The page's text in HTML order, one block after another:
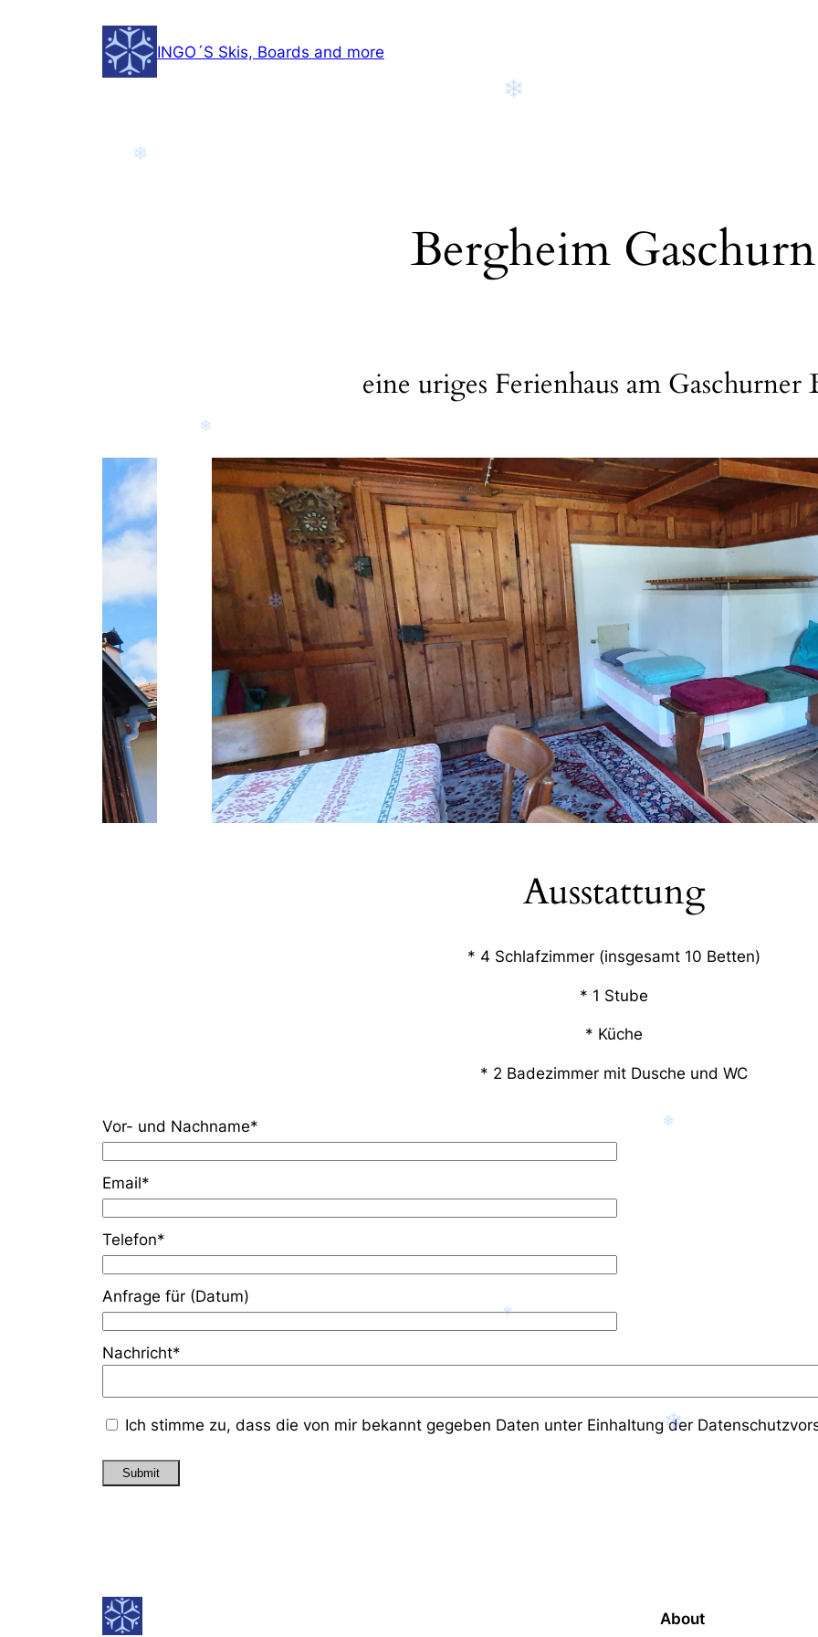
INGO´S Skis, Boards and more
Bergheim Gaschurn
eine uriges Ferienhaus am Gaschurner
Ausstattung
* 4 Schlafzimmer (insgesamt 10 Betten)
* 1 Stube
* Küche
* 2 Badezimmer mit Dusche und WC
Vor- und Nachname*
Email*
Telefon*
Anfrage für (Datum)
Nachricht*
Ich stimme zu, dass die von mir bekannt gegeben Daten unter Einhaltung der
Submit
About
❄
❄
❄